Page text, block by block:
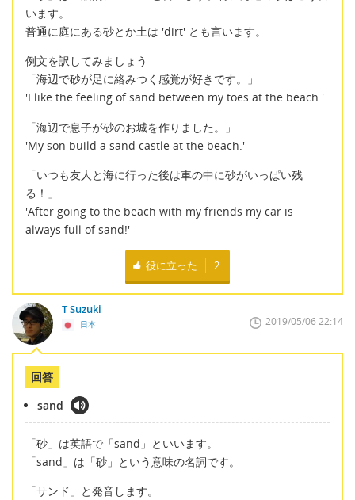
います。
普通に庭にある砂とか土は 'dirt' とも言います。
例文を訳してみましょう
「海辺で砂が足に絡みつく感覚が好きです。」
'I like the feeling of sand between my toes at the beach.'
「海辺で息子が砂のお城を作りました。」
'My son build a sand castle at the beach.'
「いつも友人と海に行った後は車の中に砂がいっぱい残
る！」
'After going to the beach with my friends my car is
always full of sand!'
役に立った 2
T Suzuki
日本 2019/05/06 22:14
回答
sand
「砂」は英語で「sand」といいます。
「sand」は「砂」という意味の名詞です。
「サンド」と発音します。